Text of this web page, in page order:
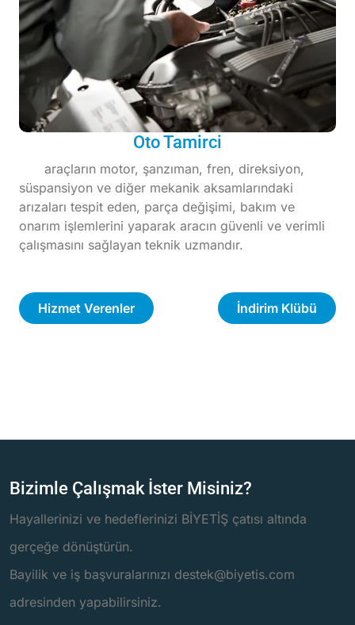
Oto Tamirci
araçların motor, şanzıman, fren, direksiyon,
süspansiyon ve diğer mekanik aksamlarındaki
arızaları tespit eden, parça değişimi, bakım ve
onarım işlemlerini yaparak aracın güvenli ve verimli
çalışmasını sağlayan teknik uzmandır.
Hizmet Verenler İndirim Klübü
Bizimle Çalışmak İster Misiniz?
Hayallerinizi ve hedeflerinizi BİYETİŞ çatısı altında
gerçeğe dönüştürün.
Bayilik ve iş başvuralarınızı destek@biyetis.com
adresinden yapabilirsiniz.